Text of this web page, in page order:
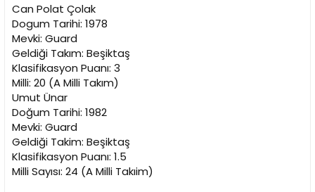
Can Polat Çolak
Dogum Tarihi: 1978
Mevki: Guard
Geldiği Takım: Beşiktaş
Klasifikasyon Puanı: 3
Milli: 20 (A Milli Takım)
Umut Ünar
Doğum Tarihi: 1982
Mevki: Guard
Geldiği Takim: Beşiktaş
Klasifikasyon Puanı: 1.5
Milli Sayısı: 24 (A Milli Takıim)